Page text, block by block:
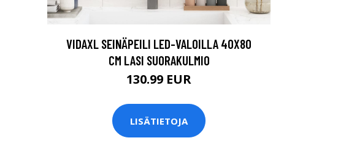
VIDAXL SEINÄPEILI LED-VALOILLA 40X80
CM LASI SUORAKULMIO
130.99 EUR
LISÄTIETOJA